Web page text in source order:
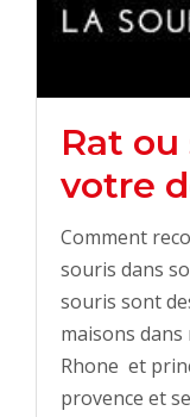
Rat
votre
Comment
souris dans
souris sont
maisons
Rhone et
provence et